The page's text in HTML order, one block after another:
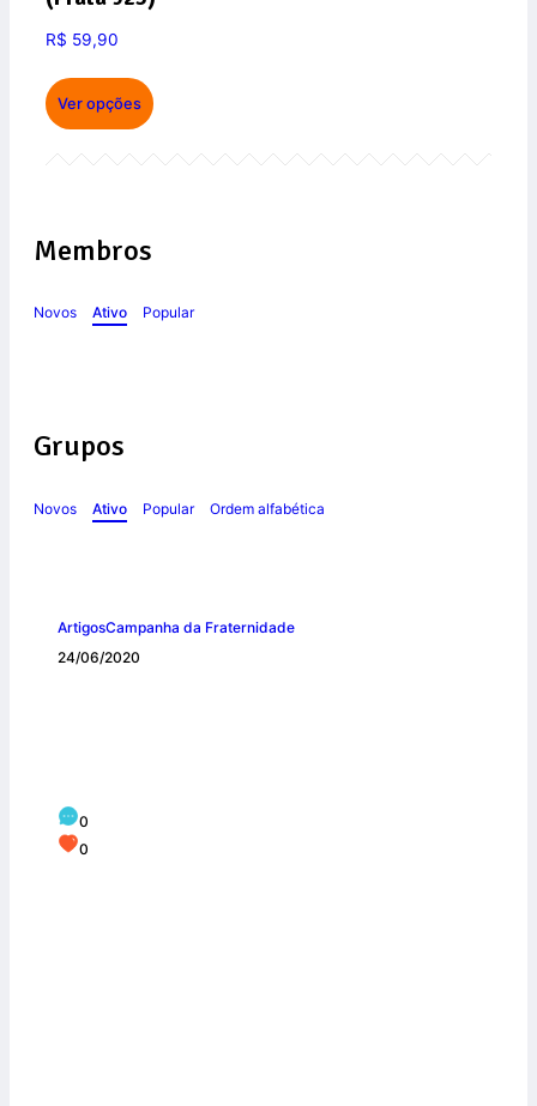
R$ 59,90
Ver opções
Membros
Novos Ativo Popular
Grupos
Novos Ativo Popular Ordem alfabética
ArtigosCampanha da Fraternidade
24/06/2020
0
0